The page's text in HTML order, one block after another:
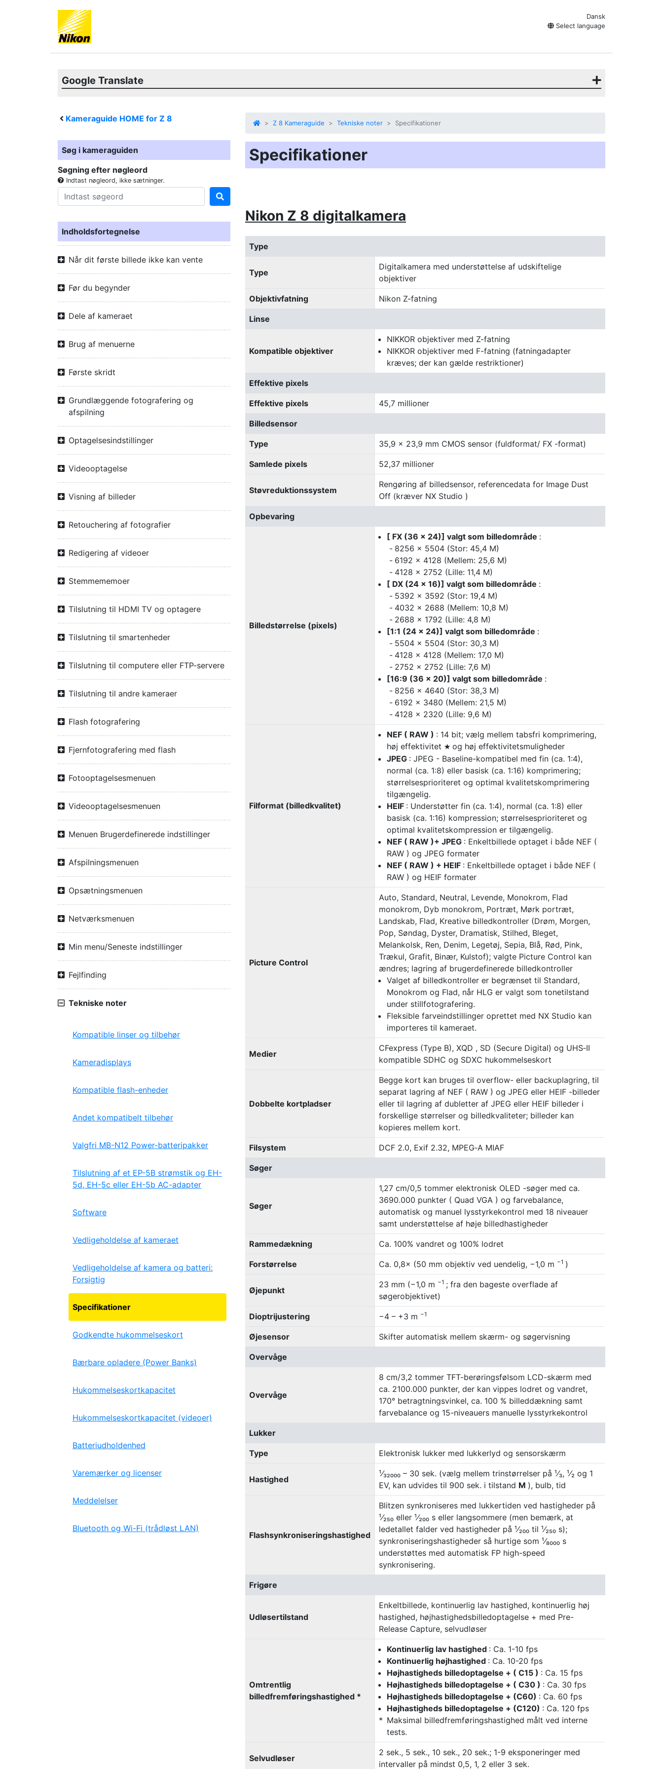
Dansk
Select language
Google Translate
Kameraguide HOME for Z 8
Søg i kameraguiden
Søgning efter nøgleord
Indtast nøgleord, ikke sætninger.
Indholdsfortegnelse
Når dit første billede ikke kan vente
Før du begynder
Dele af kameraet
Brug af menuerne
Første skridt
Grundlæggende fotografering og
afspilning
Optagelsesindstillinger
Videooptagelse
Visning af billeder
Retouchering af fotografier
Redigering af videoer
Stemmememoer
Tilslutning til HDMI TV og optagere
Tilslutning til smartenheder
Tilslutning til computere eller FTP-servere
Tilslutning til andre kameraer
Flash fotografering
Fjernfotografering med flash
Fotooptagelsesmenuen
Videooptagelsesmenuen
Menuen Brugerdefinerede indstillinger
Afspilningsmenuen
Opsætningsmenuen
Netværksmenuen
Min menu/Seneste indstillinger
Fejlfinding
Tekniske noter
Kompatible linser og tilbehør
Kameradisplays
Kompatible flash-enheder
Andet kompatibelt tilbehør
Valgfri MB-N12 Power-batteripakker
Tilslutning af et EP-5B strømstik og EH-
5d, EH-5c eller EH-5b AC-adapter
Software
Vedligeholdelse af kameraet
Vedligeholdelse af kamera og batteri:
Forsigtig
Specifikationer
Godkendte hukommelseskort
Bærbare opladere (Power Banks)
Hukommelseskortkapacitet
Hukommelseskortkapacitet (videoer)
Batteriudholdenhed
Varemærker og licenser
Meddelelser
Bluetooth og Wi-Fi (trådløst LAN)
Z 8 Kameraguide Tekniske noter Specifikationer
Specifikationer
Nikon Z 8 digitalkamera
Type
Type
Digitalkamera med understøttelse af udskiftelige
objektiver
Objektivfatning Nikon Z-fatning
Linse
Kompatible objektiver
NIKKOR objektiver med Z-fatning
NIKKOR objektiver med F-fatning (fatningadapter
kræves; der kan gælde restriktioner)
Effektive pixels
Effektive pixels 45,7 millioner
Billedsensor
Type 35,9 × 23,9 mm CMOS sensor (fuldformat/ FX -format)
Samlede pixels 52,37 millioner
Støvreduktionssystem
Rengøring af billedsensor, referencedata for Image Dust
Off (kræver NX Studio )
Opbevaring
Billedstørrelse (pixels)
[ FX (36 × 24)] valgt som billedområde :
8256 × 5504 (Stor: 45,4 M)
6192 × 4128 (Mellem: 25,6 M)
4128 × 2752 (Lille: 11,4 M)
[ DX (24 × 16)] valgt som billedområde :
5392 × 3592 (Stor: 19,4 M)
4032 × 2688 (Mellem: 10,8 M)
2688 × 1792 (Lille: 4,8 M)
[1:1 (24 × 24)] valgt som billedområde :
5504 × 5504 (Stor: 30,3 M)
4128 × 4128 (Mellem: 17,0 M)
2752 × 2752 (Lille: 7,6 M)
[16:9 (36 × 20)] valgt som billedområde :
8256 × 4640 (Stor: 38,3 M)
6192 × 3480 (Mellem: 21,5 M)
4128 × 2320 (Lille: 9,6 M)
Filformat (billedkvalitet)
NEF ( RAW ) : 14 bit; vælg mellem tabsfri komprimering,
høj effektivitet m og høj effektivitetsmuligheder
JPEG : JPEG - Baseline-kompatibel med fin (ca. 1:4),
normal (ca. 1:8) eller basisk (ca. 1:16) komprimering;
størrelsesprioriteret og optimal kvalitetskomprimering
tilgængelig.
HEIF : Understøtter fin (ca. 1:4), normal (ca. 1:8) eller
basisk (ca. 1:16) kompression; størrelsesprioriteret og
optimal kvalitetskompression er tilgængelig.
NEF ( RAW )+ JPEG : Enkeltbillede optaget i både NEF (
RAW ) og JPEG formater
NEF ( RAW ) + HEIF : Enkeltbillede optaget i både NEF (
RAW ) og HEIF formater
Picture Control
Auto, Standard, Neutral, Levende, Monokrom, Flad
monokrom, Dyb monokrom, Portræt, Mørk portræt,
Landskab, Flad, Kreative billedkontroller (Drøm, Morgen,
Pop, Søndag, Dyster, Dramatisk, Stilhed, Bleget,
Melankolsk, Ren, Denim, Legetøj, Sepia, Blå, Rød, Pink,
Trækul, Grafit, Binær, Kulstof); valgte Picture Control kan
ændres; lagring af brugerdefinerede billedkontroller
Valget af billedkontroller er begrænset til Standard,
Monokrom og Flad, når HLG er valgt som tonetilstand
under stillfotografering.
Fleksible farveindstillinger oprettet med NX Studio kan
importeres til kameraet.
Medier
CFexpress (Type B), XQD , SD (Secure Digital) og UHS‑II
kompatible SDHC og SDXC hukommelseskort
Dobbelte kortpladser
Begge kort kan bruges til overflow- eller backuplagring, til
separat lagring af NEF ( RAW ) og JPEG eller HEIF -billeder
eller til lagring af dubletter af JPEG eller HEIF billeder i
forskellige størrelser og billedkvaliteter; billeder kan
kopieres mellem kort.
Filsystem DCF 2.0, Exif 2.32, MPEG‑A MIAF
Søger
Søger
1,27 cm/0,5 tommer elektronisk OLED -søger med ca.
3690.000 punkter ( Quad VGA ) og farvebalance,
automatisk og manuel lysstyrkekontrol med 18 niveauer
samt understøttelse af høje billedhastigheder
Rammedækning Ca. 100% vandret og 100% lodret
Forstørrelse Ca. 0,8× (50 mm objektiv ved uendelig, −1,0 m −1 )
Øjepunkt
23 mm (−1,0 m −1 ; fra den bageste overflade af
søgerobjektivet)
Dioptrijustering −4 – +3 m −1
Øjesensor Skifter automatisk mellem skærm- og søgervisning
Overvåge
Overvåge
8 cm/3,2 tommer TFT-berøringsfølsom LCD-skærm med
ca. 2100.000 punkter, der kan vippes lodret og vandret,
170° betragtningsvinkel, ca. 100 % billeddækning samt
farvebalance og 15-niveauers manuelle lysstyrkekontrol
Lukker
Type Elektronisk lukker med lukkerlyd og sensorskærm
Hastighed
¹⁄₃₂₀₀₀ – 30 sek. (vælg mellem trinstørrelser på ¹⁄₃, ¹⁄₂ og 1
EV, kan udvides til 900 sek. i tilstand M ), bulb, tid
Flashsynkroniseringshastighed
Blitzen synkroniseres med lukkertiden ved hastigheder på
¹⁄₂₅₀ eller ¹⁄₂₀₀ s eller langsommere (men bemærk, at
ledetallet falder ved hastigheder på ¹⁄₂₀₀ til ¹⁄₂₅₀ s);
synkroniseringshastigheder så hurtige som ¹⁄₈₀₀₀ s
understøttes med automatisk FP high-speed
synkronisering.
Frigøre
Udløsertilstand
Enkeltbillede, kontinuerlig lav hastighed, kontinuerlig høj
hastighed, højhastighedsbilledoptagelse + med Pre-
Release Capture, selvudløser
Omtrentlig
billedfremføringshastighed *
Kontinuerlig lav hastighed : Ca. 1-10 fps
Kontinuerlig højhastighed : Ca. 10-20 fps
Højhastigheds billedoptagelse + ( C15 ) : Ca. 15 fps
Højhastigheds billedoptagelse + ( C30 ) : Ca. 30 fps
Højhastigheds billedoptagelse + (C60) : Ca. 60 fps
Højhastigheds billedoptagelse + (C120) : Ca. 120 fps
Maksimal billedfremføringshastighed målt ved interne
tests.
Selvudløser
2 sek., 5 sek., 10 sek., 20 sek.; 1-9 eksponeringer med
intervaller på mindst 0,5, 1, 2 eller 3 sek.